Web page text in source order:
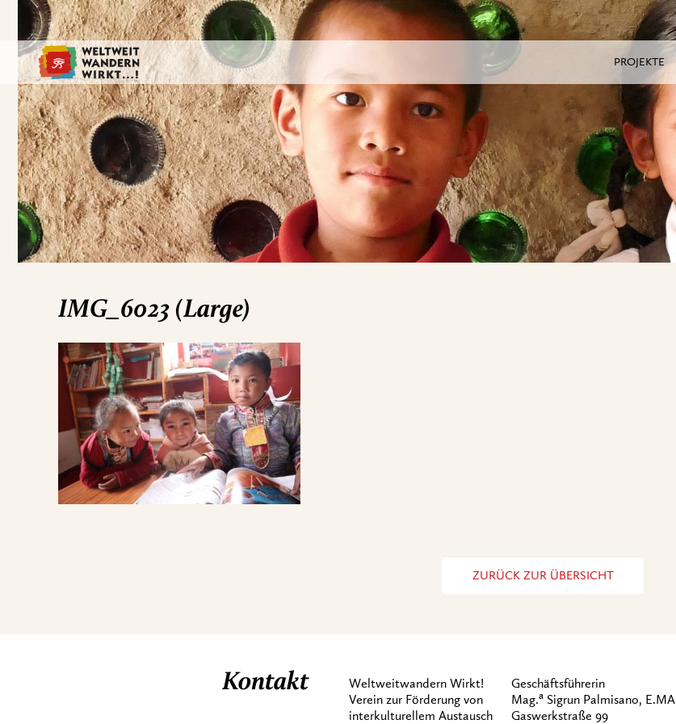
PROJEKTE
IMG_6023 (Large)
ZURÜCK ZUR ÜBERSICHT
Kontakt
Weltweitwandern Wirkt!
Verein zur Förderung von
interkulturellem Austausch
Geschäftsführerin
Mag.a Sigrun Palmisano, E.MA
Gaswerkstraße 99